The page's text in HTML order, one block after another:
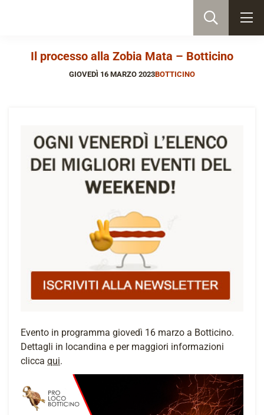
Il processo alla Zobia Mata – Botticino
GIOVEDÌ 16 MARZO 2023BOTTICINO
Evento in programma giovedì 16 marzo a Botticino.
Dettagli in locandina e per maggiori informazioni
clicca qui.